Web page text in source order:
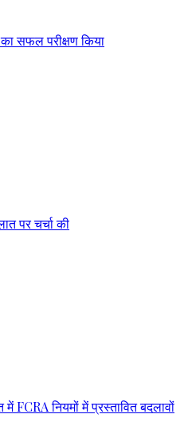
सफल परीक्षण किया
पर चर्चा की
FCRA नियमों में प्रस्तावित बदलावों